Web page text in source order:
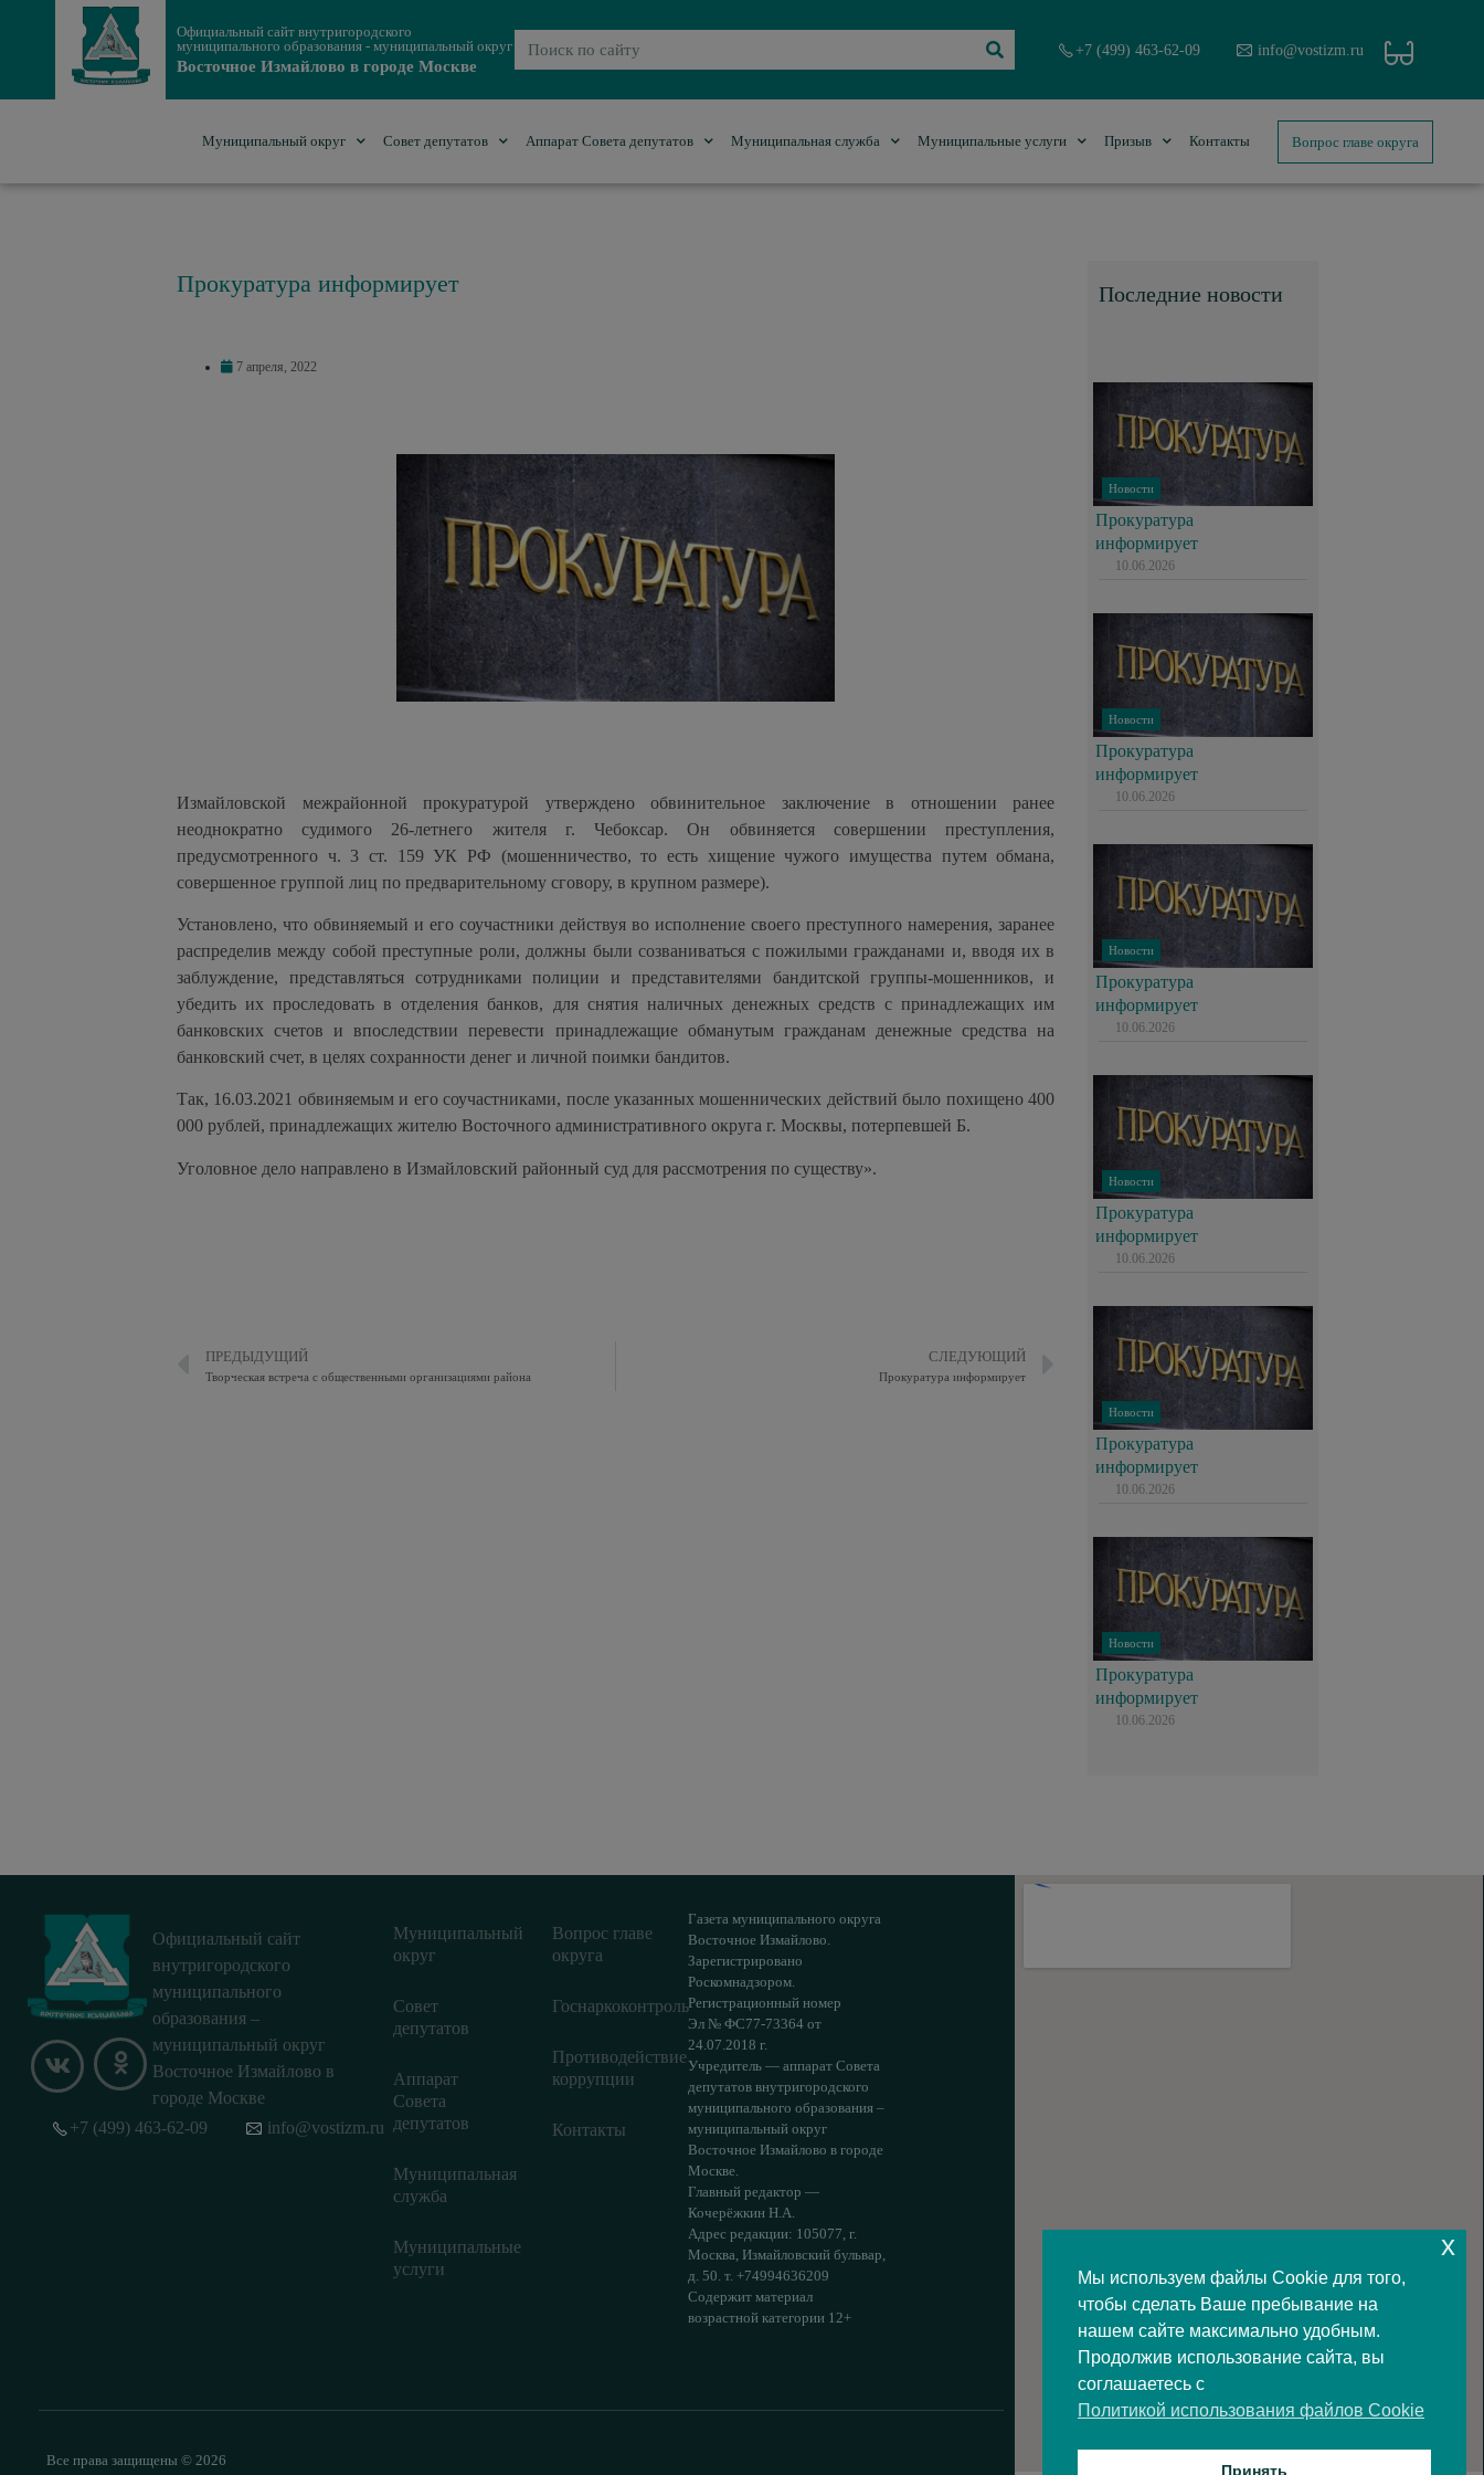
Официальный сайт внутригородского
муниципального образования - муниципальный округ
Восточное Измайлово в городе Москве
+7 (499) 463-62-09 info@vostizm.ru
Муниципальный округ Совет депутатов Аппарат Совета депутатов Муниципальная служба Муниципальные услуги Призыв Контакты Вопрос главе округа
Прокуратура информирует
7 апреля, 2022
Измайловской межрайонной прокуратурой утверждено обвинительное заключение в отношении ранее
неоднократно судимого 26-летнего жителя г. Чебоксар. Он обвиняется совершении преступления,
предусмотренного ч. 3 ст. 159 УК РФ (мошенничество, то есть хищение чужого имущества путем обмана,
совершенное группой лиц по предварительному сговору, в крупном размере).
Установлено, что обвиняемый и его соучастники действуя во исполнение своего преступного намерения, заранее
распределив между собой преступные роли, должны были созваниваться с пожилыми гражданами и, вводя их в
заблуждение, представляться сотрудниками полиции и представителями бандитской группы-мошенников, и
убедить их проследовать в отделения банков, для снятия наличных денежных средств с принадлежащих им
банковских счетов и впоследствии перевести принадлежащие обманутым гражданам денежные средства на
банковский счет, в целях сохранности денег и личной поимки бандитов.
Так, 16.03.2021 обвиняемым и его соучастниками, после указанных мошеннических действий было похищено 400
000 рублей, принадлежащих жителю Восточного административного округа г. Москвы, потерпевшей Б.
Уголовное дело направлено в Измайловский районный суд для рассмотрения по существу».
ПРЕДЫДУЩИЙ
Творческая встреча с общественными организациями района
СЛЕДУЮЩИЙ
Прокуратура информирует
Последние новости
Новости
Прокуратура
информирует
10.06.2026
Новости
Прокуратура
информирует
10.06.2026
Новости
Прокуратура
информирует
10.06.2026
Новости
Прокуратура
информирует
10.06.2026
Новости
Прокуратура
информирует
10.06.2026
Новости
Прокуратура
информирует
10.06.2026
Официальный сайт
внутригородского
муниципального
образования –
муниципальный округ
Восточное Измайлово в
городе Москве
Муниципальный
округ
Совет
депутатов
Аппарат
Совета
депутатов
Муниципальная
служба
Муниципальные
услуги
Вопрос главе
округа
Госнаркоконтроль
Противодействие
коррупции
Контакты
Газета муниципального округа
Восточное Измайлово.
Зарегистрировано
Роскомнадзором.
Регистрационный номер
Эл № ФС77-73364 от
24.07.2018 г.
Учредитель — аппарат Совета
депутатов внутригородского
муниципального образования –
муниципальный округ
Восточное Измайлово в городе
Москве.
Главный редактор —
Кочерёжкин Н.А.
Адрес редакции: 105077, г.
Москва, Измайловский бульвар,
д. 50. т. +74994636209
Содержит материал
возрастной категории 12+
+7 (499) 463-62-09 info@vostizm.ru
Все права защищены © 2026
Мы используем файлы Cookie для того,
чтобы сделать Ваше пребывание на
нашем сайте максимально удобным.
Продолжив использование сайта, вы
соглашаетесь с
Политикой использования файлов Cookie
Принять
x